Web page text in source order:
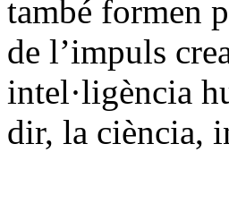
també formen
de l’impuls
intel·ligència
dir, la ciència,